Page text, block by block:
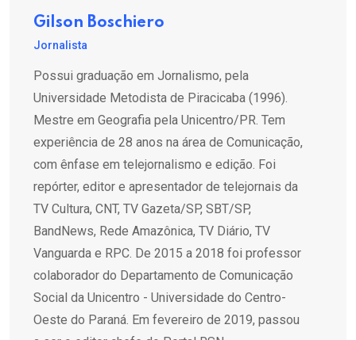
Gilson Boschiero
Jornalista
Possui graduação em Jornalismo, pela
Universidade Metodista de Piracicaba (1996).
Mestre em Geografia pela Unicentro/PR. Tem
experiência de 28 anos na área de Comunicação,
com ênfase em telejornalismo e edição. Foi
repórter, editor e apresentador de telejornais da
TV Cultura, CNT, TV Gazeta/SP, SBT/SP,
BandNews, Rede Amazônica, TV Diário, TV
Vanguarda e RPC. De 2015 a 2018 foi professor
colaborador do Departamento de Comunicação
Social da Unicentro - Universidade do Centro-
Oeste do Paraná. Em fevereiro de 2019, passou